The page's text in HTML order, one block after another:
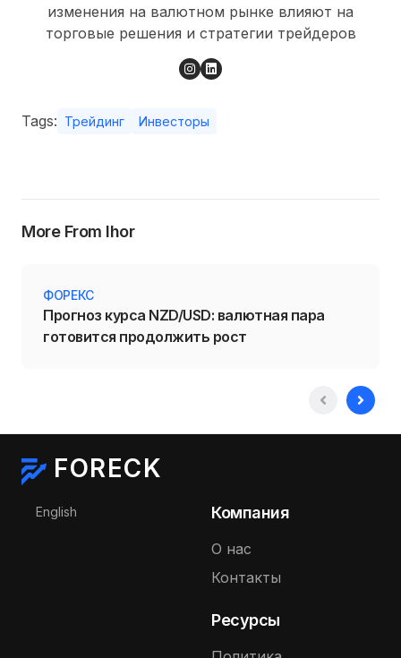
изменения на валютном рынке влияют на
торговые решения и стратегии трейдеров
Tags: Трейдинг Инвесторы
More From Ihor
ФОРЕКС
Прогноз курса NZD/USD: валютная пара
готовится продолжить рост
FORECK
Выберите язык
English Компания
О нас
Контакты
Ресурсы